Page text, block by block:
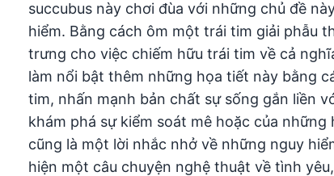
succubus này chơi đùa với những chủ đề
hiểm. Bằng cách ôm một trái tim giải phẫu
trưng cho việc chiếm hữu trái tim về cả
làm nổi bật thêm những họa tiết này bằng
tim, nhấn mạnh bản chất sự sống gắn liền
khám phá sự kiểm soát mê hoặc của
cũng là một lời nhắc nhở về những nguy
hiện một câu chuyện nghệ thuật về tình